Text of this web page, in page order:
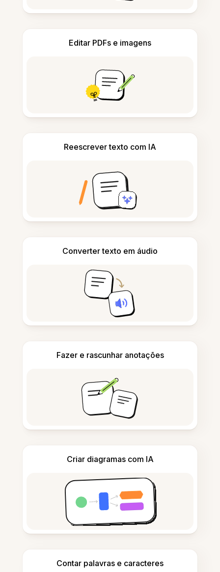
Editar PDFs e imagens
Reescrever texto com IA
Converter texto em áudio
Fazer e rascunhar anotações
Criar diagramas com IA
Contar palavras e caracteres